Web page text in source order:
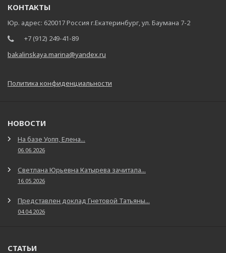
КОНТАКТЫ
Юр. адрес: 620017 Россия г.Екатеринбург, ул. Баумана 7-2
+7 (912) 249-41-89
bakalinskaya.marina@yandex.ru
Политика конфиденциальности
НОВОСТИ
На базе Уопп, Елена...
06.06.2026
Светлана Юрьевна Катырева зачитала...
16.05.2026
Представлен доклад Гнетовой Татьяны...
04.04.2026
СТАТЬИ